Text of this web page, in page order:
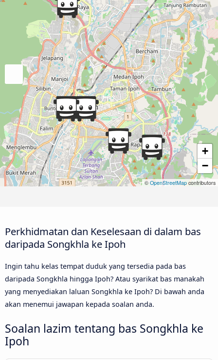
+
−
© OpenStreetMap contributors
Perkhidmatan dan Keselesaan di dalam bas
daripada Songkhla ke Ipoh
Ingin tahu kelas tempat duduk yang tersedia pada bas
daripada Songkhla hingga Ipoh? Atau syarikat bas manakah
yang menyediakan laluan Songkhla ke Ipoh? Di bawah anda
akan menemui jawapan kepada soalan anda.
Soalan lazim tentang bas Songkhla ke
Ipoh